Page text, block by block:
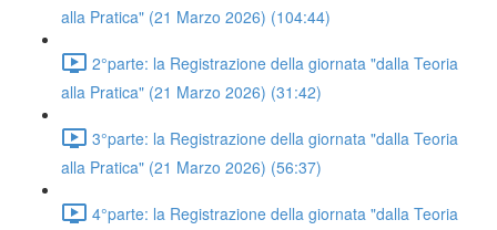
alla Pratica" (21 Marzo 2026) (104:44)
2°parte: la Registrazione della giornata "dalla Teoria
alla Pratica" (21 Marzo 2026) (31:42)
3°parte: la Registrazione della giornata "dalla Teoria
alla Pratica" (21 Marzo 2026) (56:37)
4°parte: la Registrazione della giornata "dalla Teoria